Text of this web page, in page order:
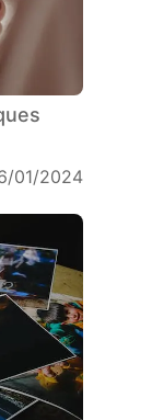
01/2024